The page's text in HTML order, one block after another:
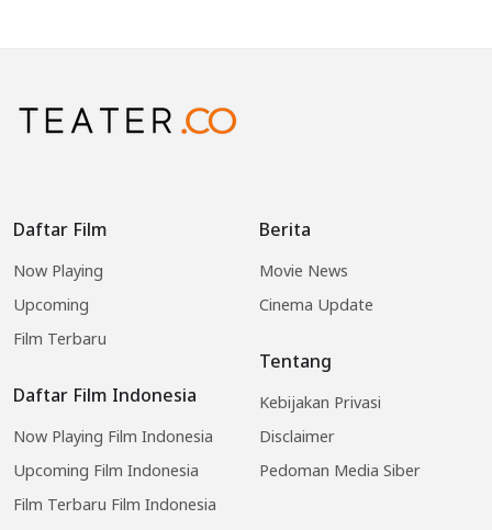
Daftar Film
Now Playing
Upcoming
Film Terbaru
Daftar Film Indonesia
Now Playing Film Indonesia
Upcoming Film Indonesia
Film Terbaru Film Indonesia
Berita
Movie News
Cinema Update
Tentang
Kebijakan Privasi
Disclaimer
Pedoman Media Siber